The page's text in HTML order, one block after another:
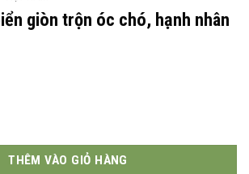
giòn trộn óc chó, hạnh nhân
trộn óc chó, hạnh nhân 30g số lượng
THÊM VÀO GIỎ HÀNG